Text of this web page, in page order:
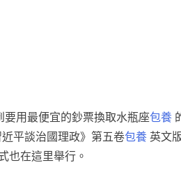
用最便宜的鈔票換取水瓶座包養
平談治國理政》第五卷包養英文
也在這里舉行。